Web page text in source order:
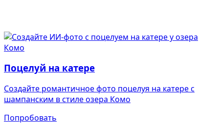
Поцелуй на катере
Создайте романтичное фото поцелуя на катере с
шампанским в стиле озера Комо
Попробовать